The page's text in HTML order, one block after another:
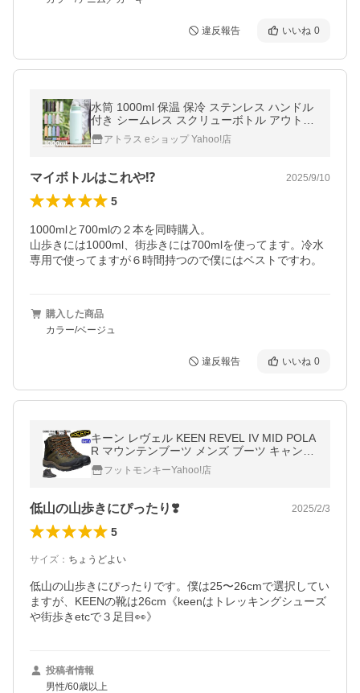
違反報告 いいね 0
水筒 1000ml 保温 保冷 ステンレス ハンドル
付き シームレス スクリューボトル アウトド
ア キャンプ 軽量 真空断熱 マグボトル ウェ
ンズプロダクツ AWSL-1000
アトラス eショップ Yahoo!店
マイボトルはこれや⁉️ 2025/9/10
5
1000mlと700mlの２本を同時購入。
山歩きには1000ml、街歩きには700mlを使ってます。冷水
専用で使ってますが６時間持つので僕にはベストですわ。
購入した商品
カラー/ベージュ
違反報告 いいね 0
キーン レヴェル KEEN REVEL IV MID POLA
R マウンテンブーツ メンズ ブーツ キャンプ
アウトドアシューズ ウォータープルーフ ト
レッキングシューズ 防水
フットモンキーYahoo!店
低山の山歩きにぴったり❣️ 2025/2/3
5
サイズ ： ちょうどよい
低山の山歩きにぴったりです。僕は25〜26cmで選択してい
ますが、KEENの靴は26cm《keenはトレッキングシューズ
や街歩きetcで３足目👀》
投稿者情報
男性/60歳以上